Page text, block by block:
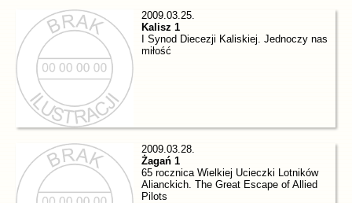
2009.03.25.
Kalisz 1
I Synod Diecezji Kaliskiej. Jednoczy nas
miłość
2009.03.28.
Żagań 1
65 rocznica Wielkiej Ucieczki Lotników
Alianckich. The Great Escape of Allied
Pilots